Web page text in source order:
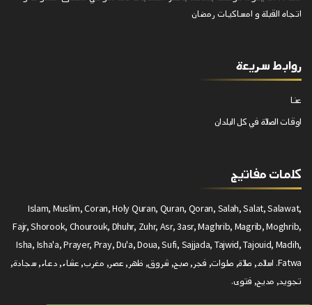
اتجاه القبلة و امساكيات رمضان
روابط سريعة
عنا
اوقات الصلاة في كل البلدان
كلمات مفاتيج
Islam, Muslim, Coran, Holy Quran, Quran, Qoran, Salah, Salat, Salawat,
Fajr, Shorook, Chourouk, Dhuhr, Zuhr, Asr, 3asr, Maghrib, Magrib, Moghrib,
Isha, Isha'a, Prayer, Pray, Du'a, Doua, Sufi, Sajjada, Tajwid, Tajouid, Madih,
Fatwa. اسلام, صلاة, صلوات, فجر, صبح, شروق, ظهر, عصر, مغرب, عشاء, دعاء, سجادة,
تجويد, مديح, فتوى.